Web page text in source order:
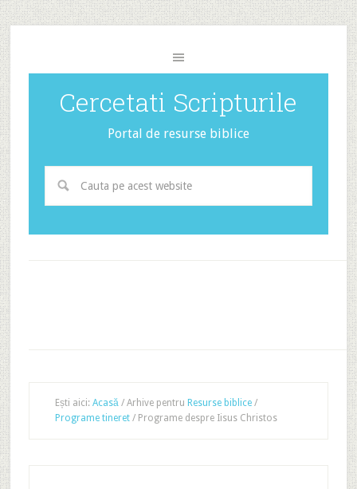
Cercetati Scripturile
Portal de resurse biblice
Ești aici: Acasă /Arhive pentru Resurse biblice /
Programe tineret /Programe despre Iisus Christos